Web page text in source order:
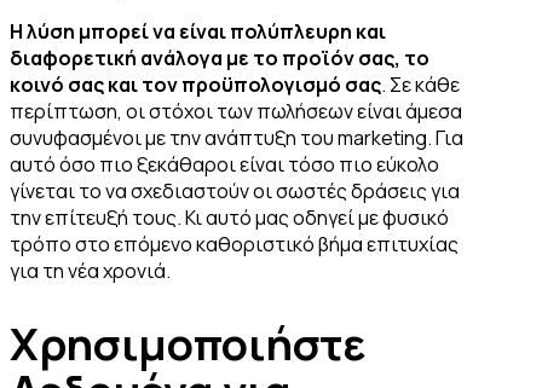
Η λύση μπορεί να είναι πολύπλευρη και
διαφορετική ανάλογα με το προϊόν σας, το
κοινό σας και τον προϋπολογισμό σας. Σε κάθε
περίπτωση, οι στόχοι των πωλήσεων είναι άμεσα
συνυφασμένοι με την ανάπτυξη του marketing. Για
αυτό όσο πιο ξεκάθαροι είναι τόσο πιο εύκολο
γίνεται το να σχεδιαστούν οι σωστές δράσεις για
την επίτευξή τους. Κι αυτό μας οδηγεί με φυσικό
τρόπο στο επόμενο καθοριστικό βήμα επιτυχίας
για τη νέα χρονιά.
Χρησιμοποιήστε